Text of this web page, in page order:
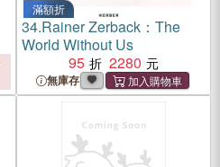
滿額折
34.Rainer Zerback：The
World Without Us
95
2280
無庫存